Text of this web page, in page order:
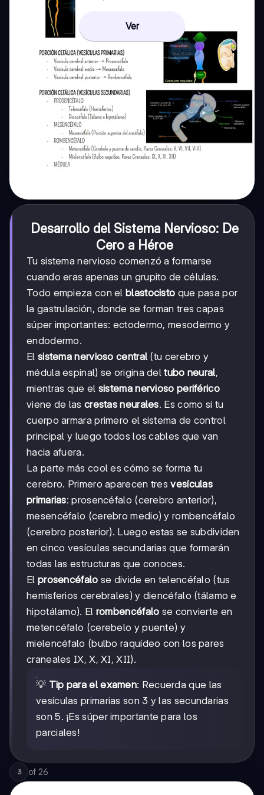
Ver
Desarrollo del Sistema Nervioso: De
Cero a Héroe
Tu sistema nervioso comenzó a formarse
cuando eras apenas un grupito de células.
Todo empieza con elblastocisto que pasa por
la gastrulación, donde se forman tres capas
súper importantes: ectodermo, mesodermo y
endodermo.
El sistema nervioso central (tu cerebro y
médula espinal) se origina deltubo neural,
mientras que el sistema nervioso periférico
viene de las crestas neurales. Es como si tu
cuerpo armara primero el sistema de control
principal y luego todos los cables que van
hacia afuera.
La parte más cool es cómo se forma tu
cerebro. Primero aparecen tresvesículas
primarias: prosencéfalo (cerebro anterior),
mesencéfalo (cerebro medio) y rombencéfalo
(cerebro posterior). Luego estas se subdividen
en cinco vesículas secundarias que formarán
todas las estructuras que conoces.
El prosencéfalo se divide en telencéfalo (tus
hemisferios cerebrales) y diencéfalo (tálamo e
hipotálamo). El rombencéfalo se convierte en
metencéfalo (cerebelo y puente) y
mielencéfalo (bulbo raquídeo con los pares
craneales IX, X, XI, XII).
💡 Tip para el examen: Recuerda que las
vesículas primarias son 3 y las secundarias
son 5. ¡Es súper importante para los
parciales!
3 of 26